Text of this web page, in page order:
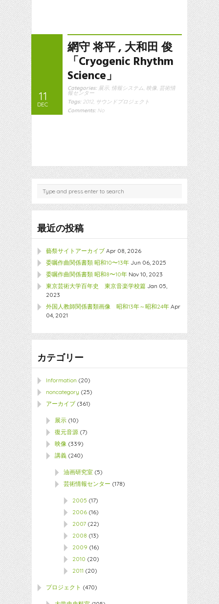
11
DEC
網守 将平 , 大和田 俊
「Cryogenic Rhythm
Science」
Categories: 展示 情報システム 映像 芸術情
報センター
Tags: 2012, サウンドプロジェクト
Comments: No
最近の投稿
藝祭サイトアーカイブ Apr 08, 2026
委嘱作曲関係書類 昭和10〜13年 Jun 06, 2025
委嘱作曲関係書類 昭和8〜10年 Nov 10, 2023
東京芸術大学百年史 東京音楽学校篇 Jan 05,
2023
外国人教師関係書類画像 昭和13年～昭和24年 Apr
04, 2021
カテゴリー
Information (20)
noncategory (25)
アーカイブ (361)
展示 (10)
復元音源 (7)
映像 (339)
講義 (240)
油画研究室 (5)
芸術情報センター (178)
2005 (17)
2006 (16)
2007 (22)
2008 (13)
2009 (16)
2010 (20)
2011 (20)
プロジェクト (470)